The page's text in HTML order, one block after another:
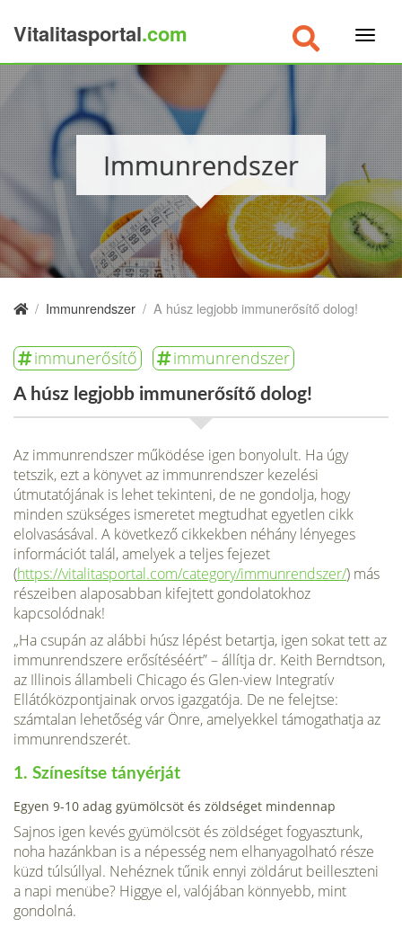
Vitalitasportal.com
Immunrendszer
/ Immunrendszer / A húsz legjobb immunerősítő dolog!
immunerősítő immunrendszer
A húsz legjobb immunerősítő dolog!
Az immunrendszer működése igen bonyolult. Ha úgy
tetszik, ezt a könyvet az immunrendszer kezelési
útmutatójának is lehet tekinteni, de ne gondolja, hogy
minden szükséges ismeretet megtudhat egyetlen cikk
elolvasásával. A következő cikkekben néhány lényeges
információt talál, amelyek a teljes fejezet
(https://vitalitasportal.com/category/immunrendszer/) más
részeiben alaposabban kifejtett gondolatokhoz
kapcsolódnak!
„Ha csupán az alábbi húsz lépést betartja, igen sokat tett az
immunrendszere erősítéséért” – állítja dr. Keith Berndtson,
az Illinois állambeli Chicago és Glen-view Integratív
Ellátóközpontjainak orvos igazgatója. De ne felejtse:
számtalan lehetőség vár Önre, amelyekkel támogathatja az
immunrendszerét.
1. Színesítse tányérját
Egyen 9-10 adag gyümölcsöt és zöldséget mindennap
Sajnos igen kevés gyümölcsöt és zöldséget fogyasztunk,
noha hazánkban is a né­pesség nem elhanyagolható része
küzd túlsúllyal. Nehéznek tűnik ennyi zöldárut beilleszteni
a napi menübe? Higgye el, valójában könnyebb, mint
gondolná.
×